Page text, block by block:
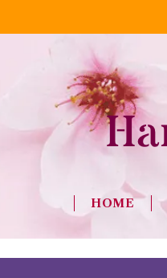
HOME